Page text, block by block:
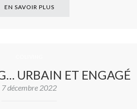
EN SAVOIR PLUS
URBAIN ET ENGAGÉ
7 décembre 2022